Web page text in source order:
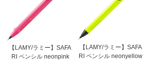
【LAMY/ラミー】SAFA
RI ペンシル neonpink
【LAMY/ラミー】SAFA
RI ペンシル neonyellow